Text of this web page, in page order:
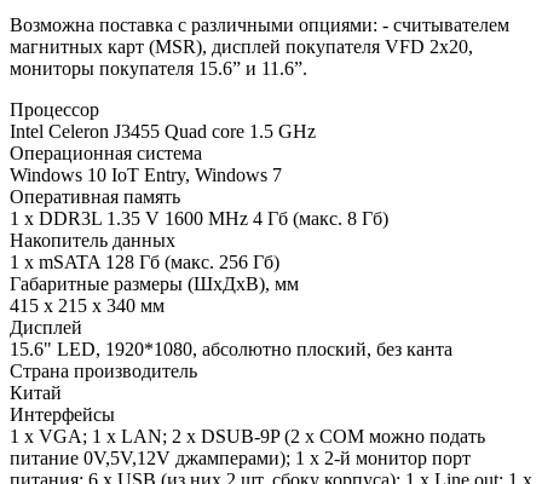
Возможна поставка с различными опциями: - считывателем
магнитных карт (MSR), дисплей покупателя VFD 2x20,
мониторы покупателя 15.6” и 11.6”.
Процессор
Intel Celeron J3455 Quad core 1.5 GHz
Операционная система
Windows 10 IoT Entry, Windows 7
Оперативная память
1 х DDR3L 1.35 V 1600 MHz 4 Гб (макс. 8 Гб)
Накопитель данных
1 х mSATA 128 Гб (макс. 256 Гб)
Габаритные размеры (ШхДхВ), мм
415 х 215 х 340 мм
Дисплей
15.6" LED, 1920*1080, абсолютно плоский, без канта
Страна производитель
Китай
Интерфейсы
1 х VGA; 1 х LAN; 2 х DSUB-9P (2 х COM можно подать
питание 0V,5V,12V джамперами); 1 х 2-й монитор порт
питания; 6 х USB (из них 2 шт. сбоку корпуса); 1 х Line out; 1 х